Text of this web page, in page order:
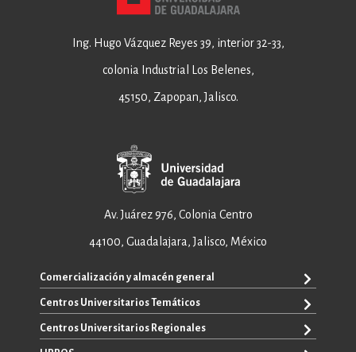
Ing. Hugo Vázquez Reyes 39, interior 32-33,
colonia Industrial Los Belenes,
45150, Zapopan, Jalisco.
Av. Juárez 976, Colonia Centro
44100, Guadalajara, Jalisco, México
Comercialización y almacén general
+52 33 3640 6326
+52 33 3640 4595
Centros Universitarios Temáticos
CUAAD
Centros Universitarios Regionales